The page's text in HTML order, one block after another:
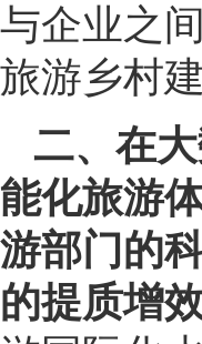
与企业之
旅游乡村建
二、在
能化旅游
游部门的
的提质增效